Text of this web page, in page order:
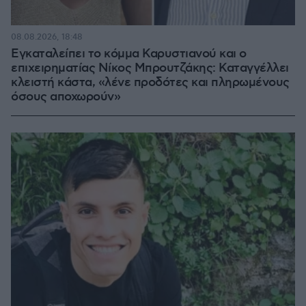
Εγκαταλείπει το κόμμα Καρυστιανού και ο
επιχειρηματίας Νίκος Μπρουτζάκης: Καταγγέλλει
κλειστή κάστα, «λένε προδότες και πληρωμένους
όσους αποχωρούν»
08.08.2026, 18:48